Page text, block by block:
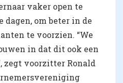
vaker open te
dagen, om beter in de
te voorzien. “We
in dat dit ook een
zegt voorzitter Ronald